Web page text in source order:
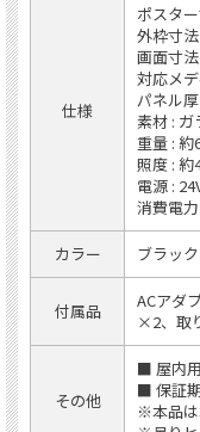
仕様
ポスタ
外枠寸
画面寸
対応メ
パネル
素材 : ガ
重量 : 約
照度 : 約
電源 :
消費電
カラー ブラッ
付属品
ACアダ
×2、取
その他
■ 屋内用
■ 保証
※本品は